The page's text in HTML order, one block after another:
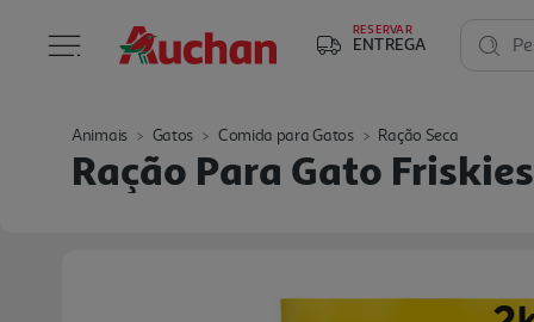
RESERVAR
ENTREGA
Animais Gatos Comida para Gatos Ração Seca
Ração Para Gato